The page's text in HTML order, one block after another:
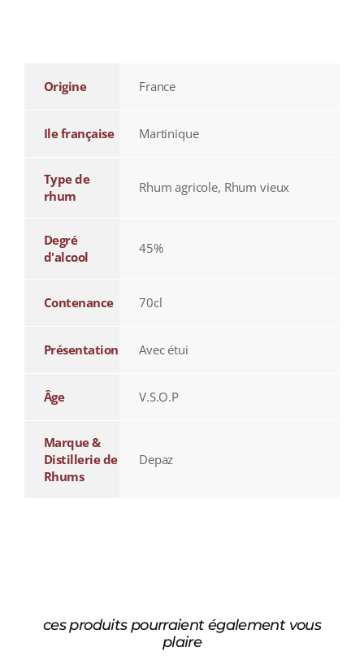
Origine France
Ile française Martinique
Type de
rhum
Rhum agricole, Rhum vieux
Degré
d'alcool
45%
Contenance 70cl
Présentation Avec étui
Âge V.S.O.P
Marque &
Distillerie de
Rhums
Depaz
ces produits pourraient également vous
plaire